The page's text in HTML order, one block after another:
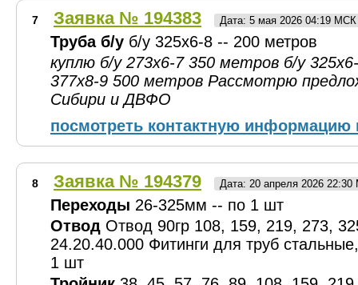
7 Заявка № 194383 Дата: 5 мая 2026 04:19 МСК
Труба б/у б/у 325х6-8 -- 200 метров
куплю б/у 273х6-7 350 метров б/у
377х8-9 500 метров Рассмотрю
Сибири и ДВФО
посмотреть контактную информацию
8 Заявка № 194379 Дата: 20 апреля 2026
Переходы 26-325мм -- по 1 шт
Отвод Отвод 90гр 108, 159, 219, 273,
24.20.40.000 Фитинги для труб
1 шт